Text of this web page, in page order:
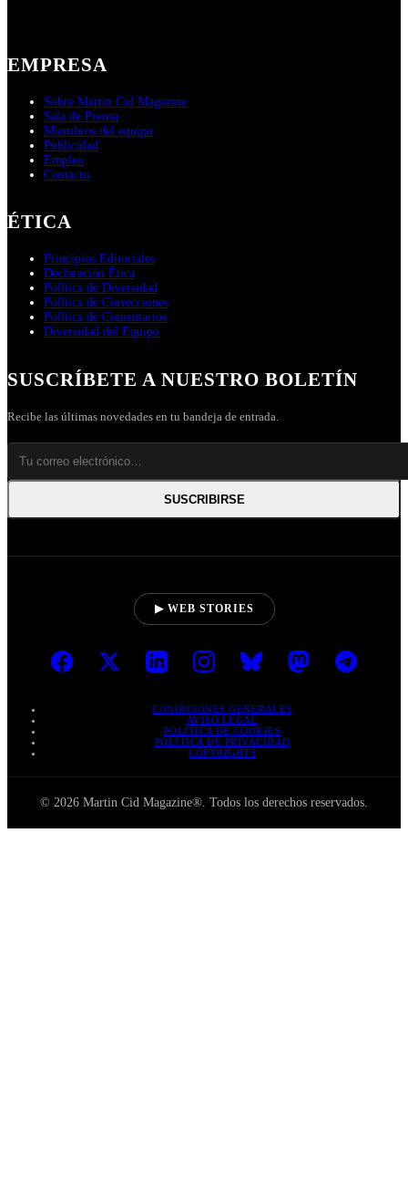
EMPRESA
Sobre Martin Cid Magazine
Sala de Prensa
Miembros del equipo
Publicidad
Empleo
Contacto
ÉTICA
Principios Editoriales
Declaración Ética
Política de Diversidad
Política de Correcciones
Política de Comentarios
Diversidad del Equipo
SUSCRÍBETE A NUESTRO BOLETÍN
Recibe las últimas novedades en tu bandeja de entrada.
SUSCRIBIRSE
▶ WEB STORIES
CONDICIONES GENERALES
AVISO LEGAL
POLÍTICA DE COOKIES
POLÍTICA DE PRIVACIDAD
COPYRIGHTS
© 2026 Martin Cid Magazine®. Todos los derechos reservados.